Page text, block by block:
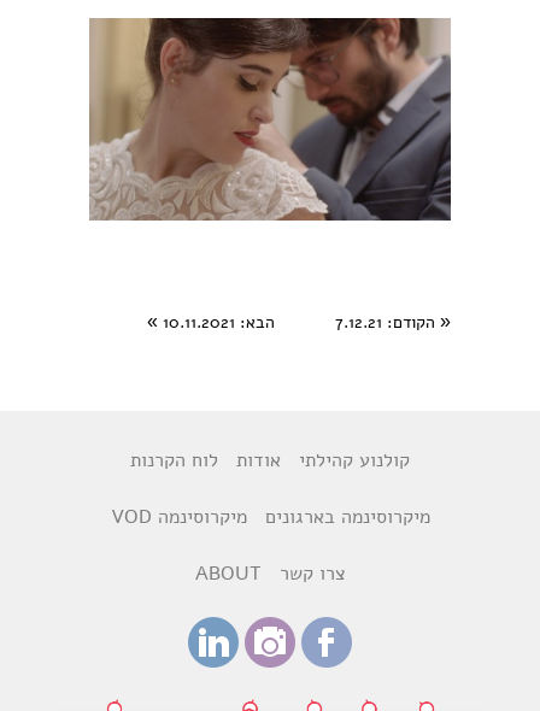
« הקודם: 7.12.21 הבא: 10.11.2021
»
קולנוע קהילתי אודות לוח הקרנות
מיקרוסינמה בארגונים מיקרוסינמה VOD
צרו קשר ABOUT